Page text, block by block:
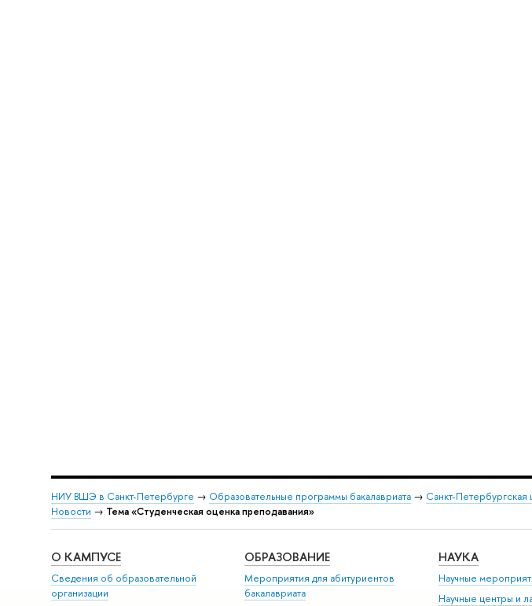
НИУ ВШЭ в Санкт-Петербурге → Образовательные программы бакалавриата→ Санкт-Петербургская
Новости → Тема «Студенческая оценка преподавания»
О КАМПУСЕ
Сведения об образовательной
организации
ОБРАЗОВАНИЕ
Мероприятия для абитуриентов
бакалавриата
НАУКА
Научные
Научные центры и